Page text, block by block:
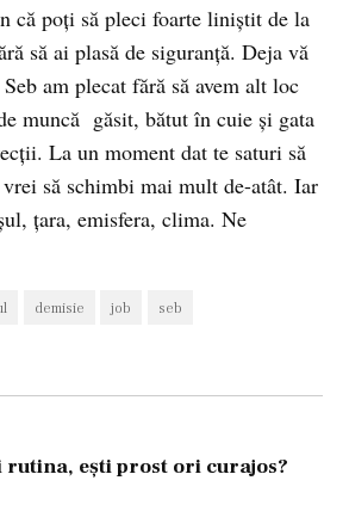
că poţi să pleci foarte liniştit de la
să ai plasă de siguranţă. Deja vă
am plecat fără să avem alt loc
muncă găsit, bătut în cuie şi gata
La un moment dat te saturi să
să schimbi mai mult de-atât. Iar
ţara, emisfera, clima. Ne
demisie job seb
eşti prost ori curajos?